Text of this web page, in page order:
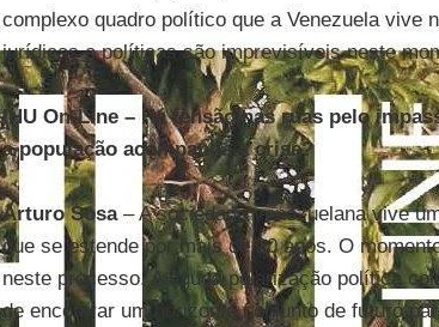
complexo quadro político que a Venezuela vive
jurídicas e políticas são imprevisíveis neste
IHU On-Line – Há tensão nas ruas pelo
a população acompanha a crise?
Arturo Sosa – A sociedade venezuelana vive
que se estende por mais de 20 anos. O
neste processo. A aguda polarização política
de encontrar um horizonte conjunto de futuro